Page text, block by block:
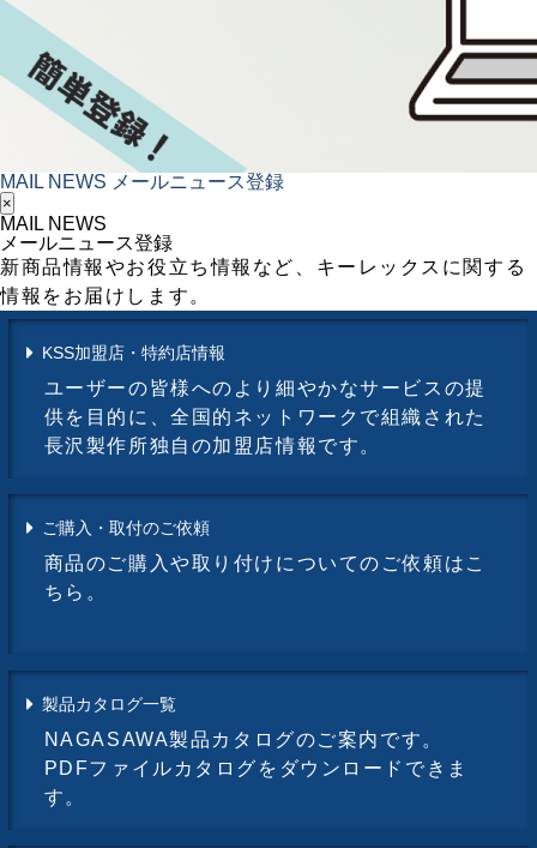
MAIL NEWS メールニュース登録
×
MAIL NEWS
メールニュース登録
新商品情報やお役立ち情報など、キーレックスに関する
情報をお届けします。
KSS加盟店・特約店情報
ユーザーの皆様へのより細やかなサービスの提
供を目的に、全国的ネットワークで組織された
長沢製作所独自の加盟店情報です。
ご購入・取付のご依頼
商品のご購入や取り付けについてのご依頼はこ
ちら。
製品カタログ一覧
NAGASAWA製品カタログのご案内です。
PDFファイルカタログをダウンロードできま
す。